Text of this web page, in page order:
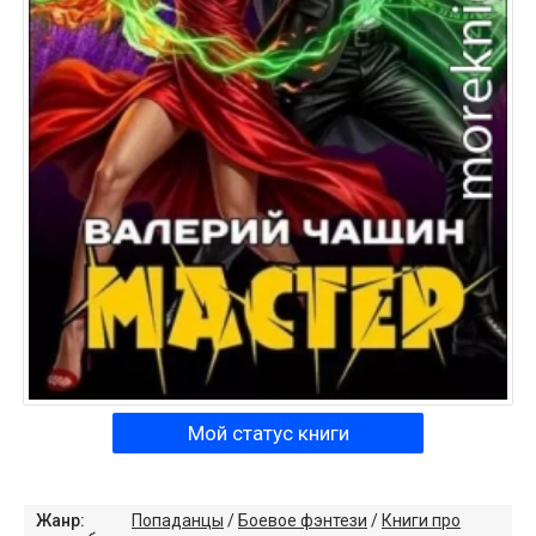
Мой статус книги
Жанр: Попаданцы / Боевое фэнтези / Книги про